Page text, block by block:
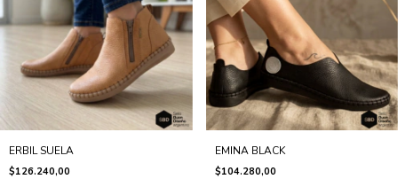
ERBIL SUELA
$126.240,00
EMINA BLACK
$104.280,00